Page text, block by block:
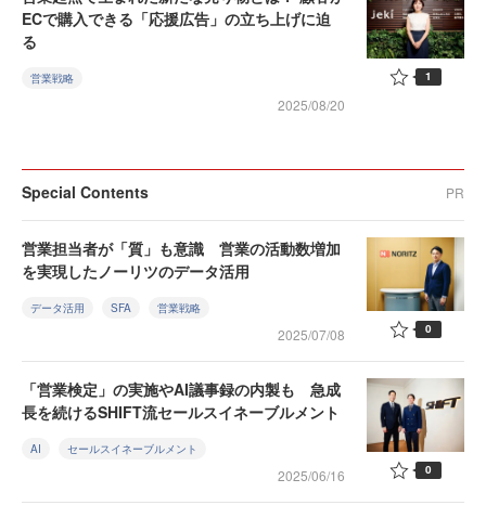
ECで購入できる「応援広告」の立ち上げに迫
る
営業戦略
2025/08/20
1
Special Contents PR
営業担当者が「質」も意識 営業の活動数増加
を実現したノーリツのデータ活用
データ活用 SFA 営業戦略
2025/07/08 0
「営業検定」の実施やAI議事録の内製も 急成
長を続けるSHIFT流セールスイネーブルメント
AI セールスイネーブルメント
2025/06/16 0